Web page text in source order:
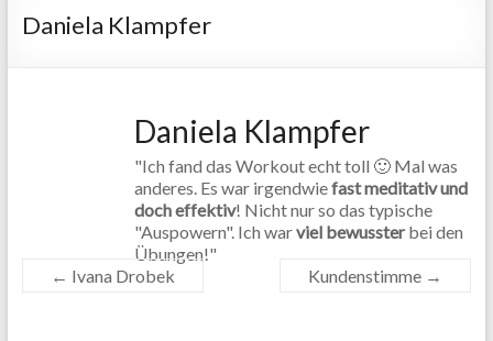
Daniela Klampfer
Daniela Klampfer
"Ich fand das Workout echt toll 🙂 Mal was
anderes. Es war irgendwiefast meditativ und
doch effektiv! Nicht nur so das typische
"Auspowern". Ich warviel bewussterbei den
Übungen!"
← Ivana Drobek Kundenstimme →